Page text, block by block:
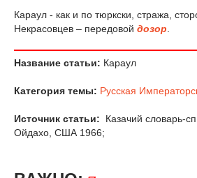
Караул - как и по тюркски, стража,
Некрасовцев – передовой дозор
Название статьи: Караул
Категория темы: Русская
Источник статьи:
Казачий словарь-
Ойдахо, США 1966;